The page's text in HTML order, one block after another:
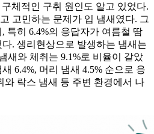
체적인 구취 원인도 알고 있었다.
고민하는 문제가 입 냄새였다. 그
특히 6.4%의 응답자가 여름철 땀
. 생리현상으로 발생하는 냄새는
새와 체취는 9.1%로 비율이 같았
6.4%, 머리 냄새 4.5% 순으로 응
와 락스 냄새 등 주변 환경에서 나